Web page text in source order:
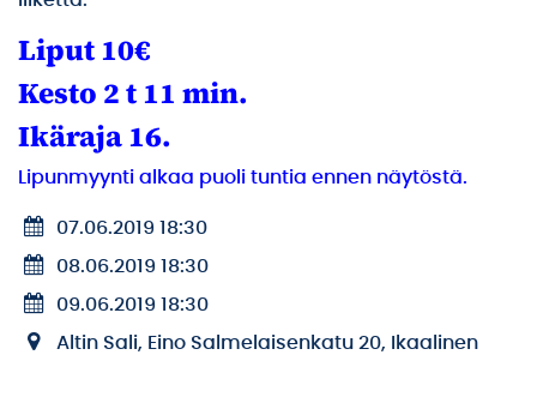
Liput 10€
Kesto 2 t 11 min.
Ikäraja 16.
Lipunmyynti alkaa puoli tuntia ennen näytöstä.
07.06.2019 18:30
08.06.2019 18:30
09.06.2019 18:30
Altin Sali, Eino Salmelaisenkatu 20, Ikaalinen